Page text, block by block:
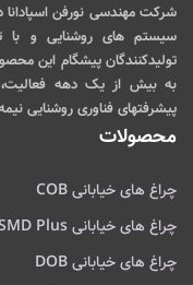
تولیدکنندگان پیشگام این
به بیش از یک دهه
پیشرفتهای فناوری روشنایی
محصولات
چراغ های خیابانی COB
چراغ های خیابانی SMD Plus
چراغ های خیابانی DOB